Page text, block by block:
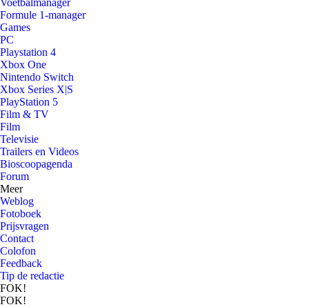
Voetbalmanager
Formule 1-manager
Games
PC
Playstation 4
Xbox One
Nintendo Switch
Xbox Series X|S
PlayStation 5
Film & TV
Film
Televisie
Trailers en Videos
Bioscoopagenda
Forum
Meer
Weblog
Fotoboek
Prijsvragen
Contact
Colofon
Feedback
Tip de redactie
FOK!
FOK!